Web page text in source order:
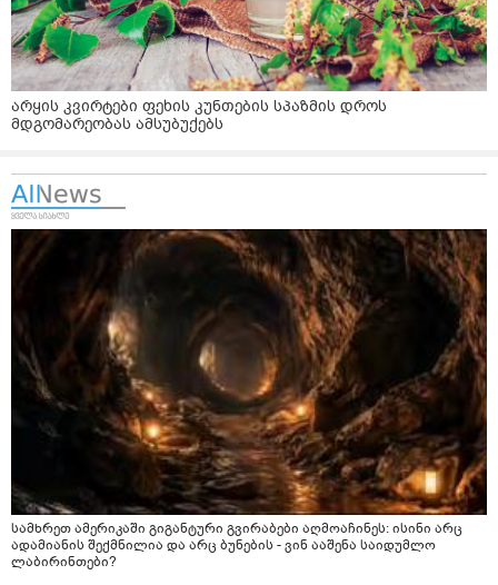
არყის კვირტები ფეხის კუნთების სპაზმის დროს
მდგომარეობას ამსუბუქებს
სამხრეთ ამერიკაში გიგანტური გვირაბები აღმოაჩინეს: ისინი არც
ადამიანის შექმნილია და არც ბუნების - ვინ ააშენა საიდუმლო
ლაბირინთები?